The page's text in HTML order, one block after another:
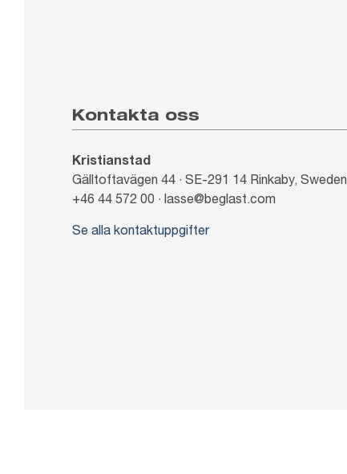
Kontakta oss
Kristianstad
Gälltoftavägen 44 · SE-291 14 Rinkaby, Sweden
+46 44 572 00 · lasse@beglast.com
Se alla kontaktuppgifter